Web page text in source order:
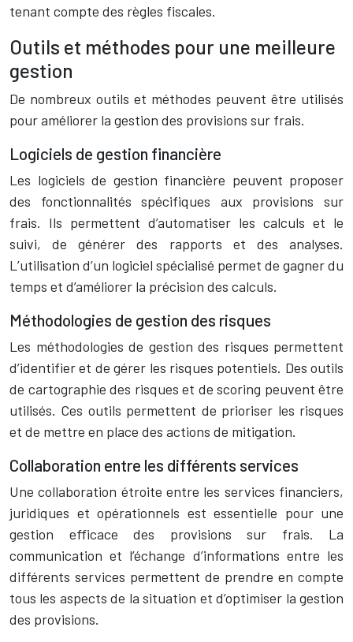
tenant compte des règles fiscales.
Outils et méthodes pour une meilleure
gestion
De nombreux outils et méthodes peuvent être utilisés
pour améliorer la gestion des provisions sur frais.
Logiciels de gestion financière
Les logiciels de gestion financière peuvent proposer
des fonctionnalités spécifiques aux provisions sur
frais. Ils permettent d’automatiser les calculs et le
suivi, de générer des rapports et des analyses.
L’utilisation d’un logiciel spécialisé permet de gagner du
temps et d’améliorer la précision des calculs.
Méthodologies de gestion des risques
Les méthodologies de gestion des risques permettent
d’identifier et de gérer les risques potentiels. Des outils
de cartographie des risques et de scoring peuvent être
utilisés. Ces outils permettent de prioriser les risques
et de mettre en place des actions de mitigation.
Collaboration entre les différents services
Une collaboration étroite entre les services financiers,
juridiques et opérationnels est essentielle pour une
gestion efficace des provisions sur frais. La
communication et l’échange d’informations entre les
différents services permettent de prendre en compte
tous les aspects de la situation et d’optimiser la gestion
des provisions.